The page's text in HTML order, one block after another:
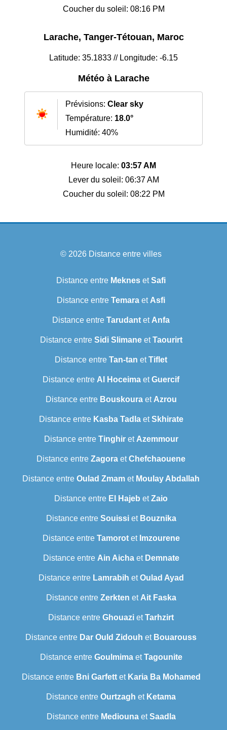
Coucher du soleil: 08:16 PM
Larache, Tanger-Tétouan, Maroc
Latitude: 35.1833 // Longitude: -6.15
Météo à Larache
Prévisions: Clear sky
Température: 18.0°
Humidité: 40%
Heure locale: 03:57 AM
Lever du soleil: 06:37 AM
Coucher du soleil: 08:22 PM
© 2026 Distance entre villes
Distance entre Meknes etSafi
Distance entre Temara et Asfi
Distance entre Tarudant et Anfa
Distance entre Sidi SlimaneetTaourirt
Distance entre Tan-tan etTiflet
Distance entre Al Hoceima etGuercif
Distance entre Bouskouraet Azrou
Distance entre Kasba TadlaetSkhirate
Distance entre Tinghiret Azemmour
Distance entre Zagora etChefchaouene
Distance entre Oulad Zmam et Moulay Abdallah
Distance entre El Hajeb etZaio
Distance entre Souissiet Bouznika
Distance entre Tamorotet Imzourene
Distance entre Ain Aichaet Demnate
Distance entre Lamrabih etOulad Ayad
Distance entre Zerkten et Ait Faska
Distance entre Ghouazi etTarhzirt
Distance entre Dar Ould Zidouh et Bouarouss
Distance entre GoulmimaetTagounite
Distance entre Bni Garfettet Karia Ba Mohamed
Distance entre Ourtzagh et Ketama
Distance entre MediounaetSaadla